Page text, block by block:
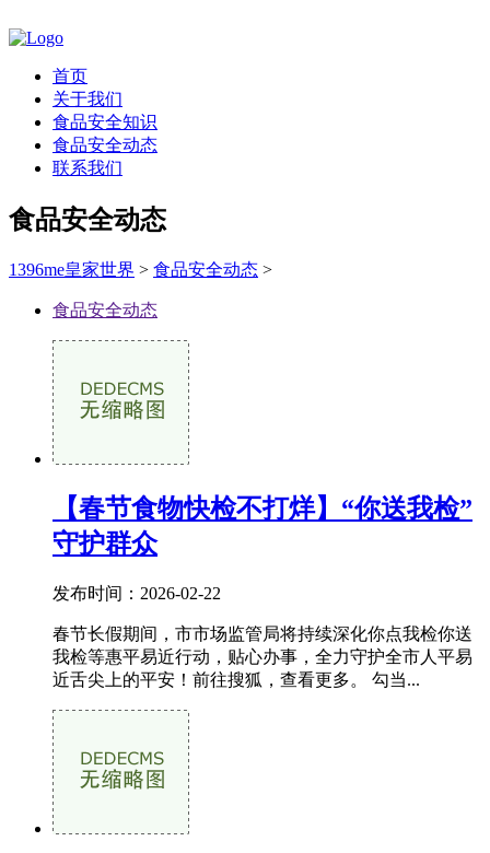
首页
关于我们
食品安全知识
食品安全动态
联系我们
食品安全动态
1396me皇家世界 > 食品安全动态 >
食品安全动态
【春节食物快检不打烊】“你送我检”
守护群众
发布时间：2026-02-22
春节长假期间，市市场监管局将持续深化你点我检你送
我检等惠平易近行动，贴心办事，全力守护全市人平易
近舌尖上的平安！前往搜狐，查看更多。 勾当...